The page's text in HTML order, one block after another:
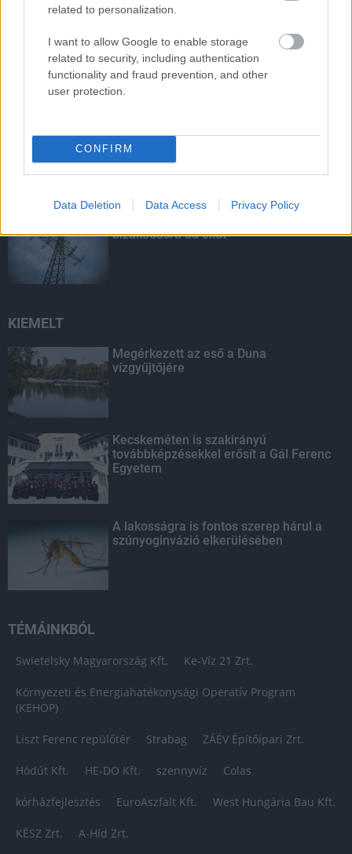
related to personalization.
I want to allow Google to enable storage
related to security, including authentication
functionality and fraud prevention, and other
user protection.
CONFIRM
Data Deletion Data Access Privacy Policy
LEGOLVASOTTABB
Energiatakarékosság: estétől
a paksi második blokk 3-as turbinája is
termelni fog
Nem az üres, hanem az okosan működő
épület energiatakarékos
bizakodásra ad okot
KIEMELT
Megérkezett az eső a Duna
vízgyűjtőjére
Kecskeméten is szakirányú
továbbképzésekkel erősít a Gál Ferenc
Egyetem
A lakosságra is fontos szerep hárul a
szúnyoginvázió elkerülésében
TÉMÁINKBÓL
Swietelsky Magyarország Kft. Ke-Víz 21 Zrt.
Környezeti és Energiahatékonysági Operatív Program
(KEHOP)
Liszt Ferenc repülőtér Strabag ZÁÉV Építőipari Zrt.
Hódút Kft. HE-DO Kft. szennyvíz Colas
kórházfejlesztés EuroAszfalt Kft. West Hungária Bau Kft.
KÉSZ Zrt. A-Híd Zrt.